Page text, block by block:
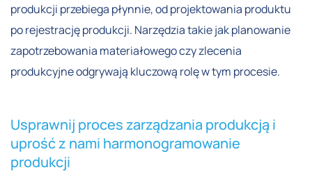
produkcji przebiega płynnie, od projektowania produktu
po rejestrację produkcji. Narzędzia takie jak planowanie
zapotrzebowania materiałowego czy zlecenia
produkcyjne odgrywają kluczową rolę w tym procesie.
Usprawnij proces zarządzania produkcją i
uprość z nami harmonogramowanie
produkcji